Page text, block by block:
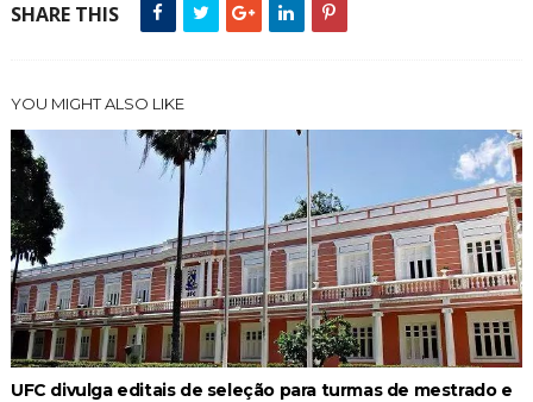
SHARE THIS
YOU MIGHT ALSO LIKE
UFC divulga editais de seleção para turmas de mestrado e